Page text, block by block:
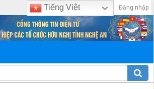
Đăng nhập
Tiếng Việt